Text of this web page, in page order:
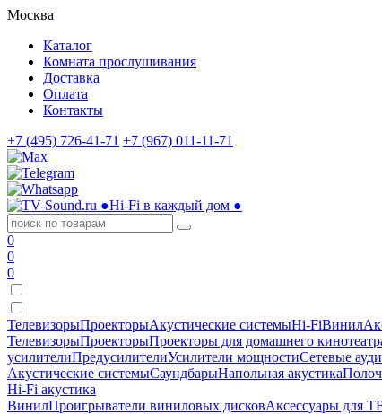
Москва
Каталог
Комната прослушивания
Доставка
Оплата
Контакты
+7 (495) 726-41-71 +7 (967) 011-11-71
●Hi-Fi в каждый дом ●
0
0
0
ТелевизорыПроекторыАкустические системыHi-FiВинил
ТелевизорыПроекторыПроекторы для домашнего
усилителиПредусилителиУсилители мощностиСетевые
Акустические системыСаундбарыНапольная акустика
Hi-Fi акустика
ВинилПроигрыватели виниловых дисковАксессуары для